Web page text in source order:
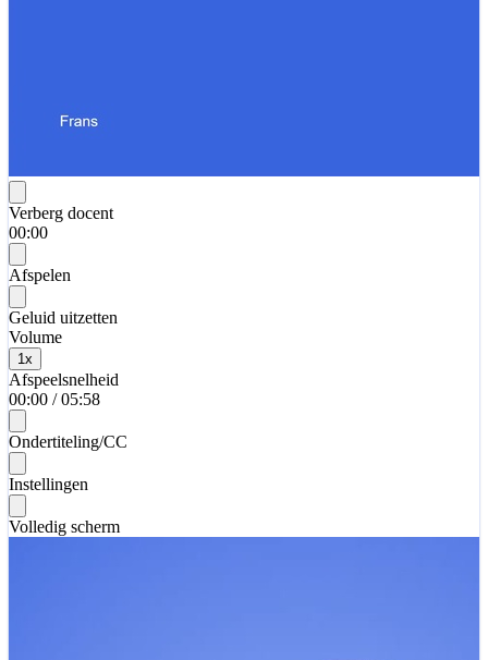
Verberg docent
00:00
Afspelen
Geluid uitzetten
Volume
1x
Afspeelsnelheid
00:00 / 05:58
Ondertiteling/CC
Instellingen
Volledig scherm